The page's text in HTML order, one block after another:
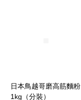
日本鳥越哥磨高筋麵粉
1kg（分裝）